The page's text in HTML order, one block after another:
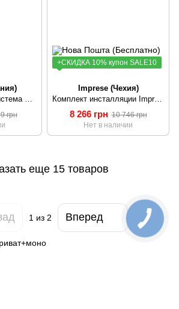
Инсталляционная система Geberit Delta 458.126.00.1
грн
+СКИДКА 10% купон SALE10
Imprese (Чехия)
Комплект инсталляции Imprese 3в1 i8120 Imprese
8 266 грн 10 746 грн
Нет в наличии
еще 15 товаров
1 из 2 Вперед